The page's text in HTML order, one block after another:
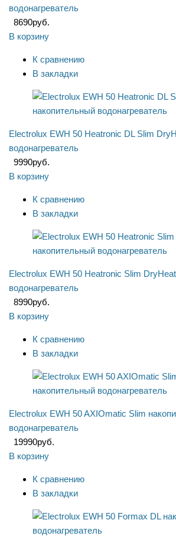
водонагреватель
8690руб.
В корзину
К сравнению
В закладки
Electrolux EWH 50 Heatronic DL Slim
водонагреватель
9990руб.
В корзину
К сравнению
В закладки
Electrolux EWH 50 Heatronic Slim
водонагреватель
8990руб.
В корзину
К сравнению
В закладки
Electrolux EWH 50 AXIOmatic Slim
водонагреватель
19990руб.
В корзину
К сравнению
В закладки